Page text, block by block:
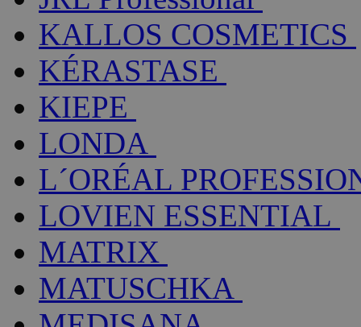
KALLOS COSMETICS
KÉRASTASE
KIEPE
LONDA
L´ORÉAL
LOVIEN ESSENTIAL
MATRIX
MATUSCHKA